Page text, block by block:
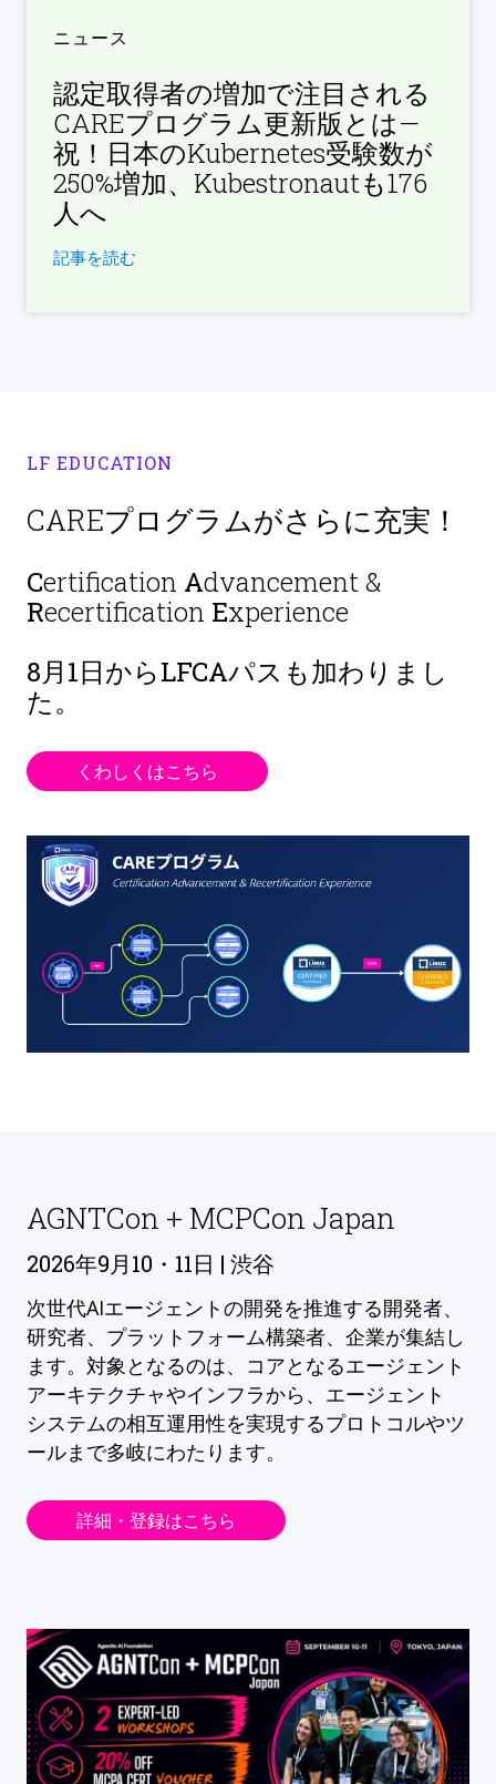
ニュース
認定取得者の増加で注目される
CAREプログラム更新版とは—
祝！日本のKubernetes受験数が
250%増加、Kubestronautも176
人へ
記事を読む
LF EDUCATION
CAREプログラムがさらに充実！
Certification Advancement &
Recertification Experience
8月1日からLFCAパスも加わりまし
た。
くわしくはこちら
AGNTCon + MCPCon Japan
2026年9月10・11日 | 渋谷
次世代AIエージェントの開発を推進する開発者、
研究者、プラットフォーム構築者、企業が集結し
ます。対象となるのは、コアとなるエージェント
アーキテクチャやインフラから、エージェント
システムの相互運用性を実現するプロトコルやツ
ールまで多岐にわたります。
詳細・登録はこちら